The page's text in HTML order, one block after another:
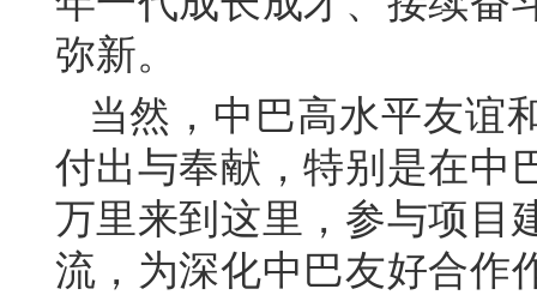
弥新。
当然，中巴高水平友谊
付出与奉献，特别是在中
万里来到这里，参与项目
流，为深化中巴友好合作